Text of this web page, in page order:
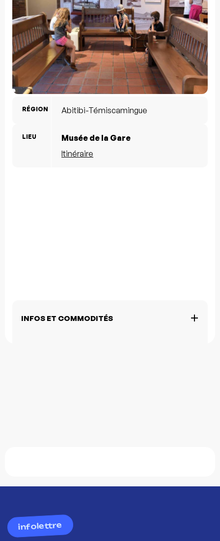
RÉGION Abitibi-Témiscamingue
LIEU
Musée de la Gare
Itinéraire
INFOS ET COMMODITÉS
infolettre